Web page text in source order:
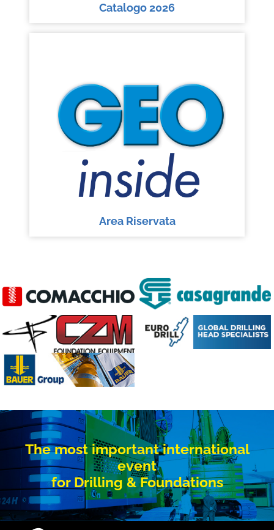
Catalogo 2026
Area Riservata
The most important international
event
for Drilling & Foundations